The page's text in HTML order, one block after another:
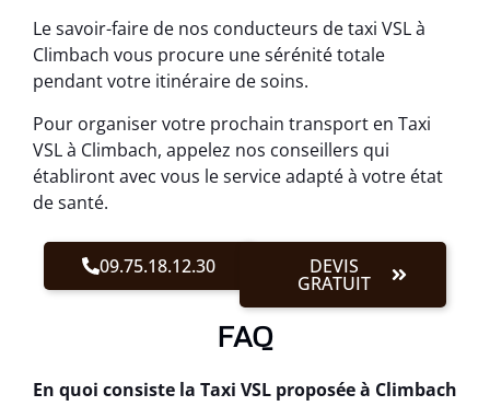
Le savoir-faire de nos conducteurs de taxi VSL à
Climbach vous procure une sérénité totale
pendant votre itinéraire de soins.
Pour organiser votre prochain transport en Taxi
VSL à Climbach, appelez nos conseillers qui
établiront avec vous le service adapté à votre état
de santé.
09.75.18.12.30 DEVIS
GRATUIT
FAQ
En quoi consiste la Taxi VSL proposée à Climbach